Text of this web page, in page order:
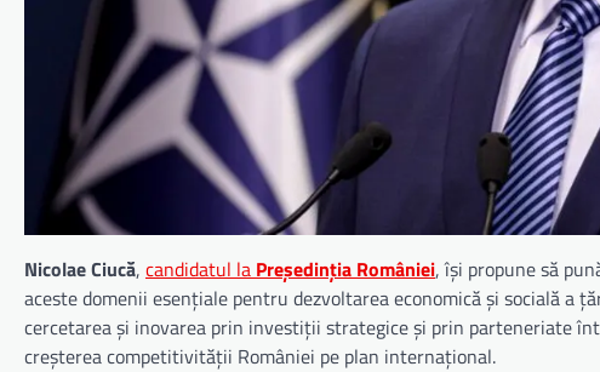
Nicolae Ciucă, candidatul la Președinția României, își propune să
aceste domenii esențiale pentru dezvoltarea economică și socială a
cercetarea și inovarea prin investiții strategice și prin parteneriate
creșterea competitivității României pe plan internațional.